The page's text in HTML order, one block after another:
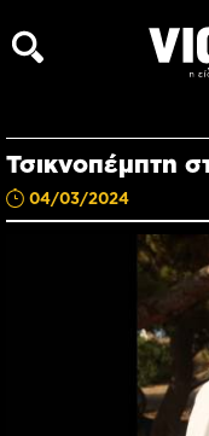
Τσικνοπέμπτη
04/03/2024